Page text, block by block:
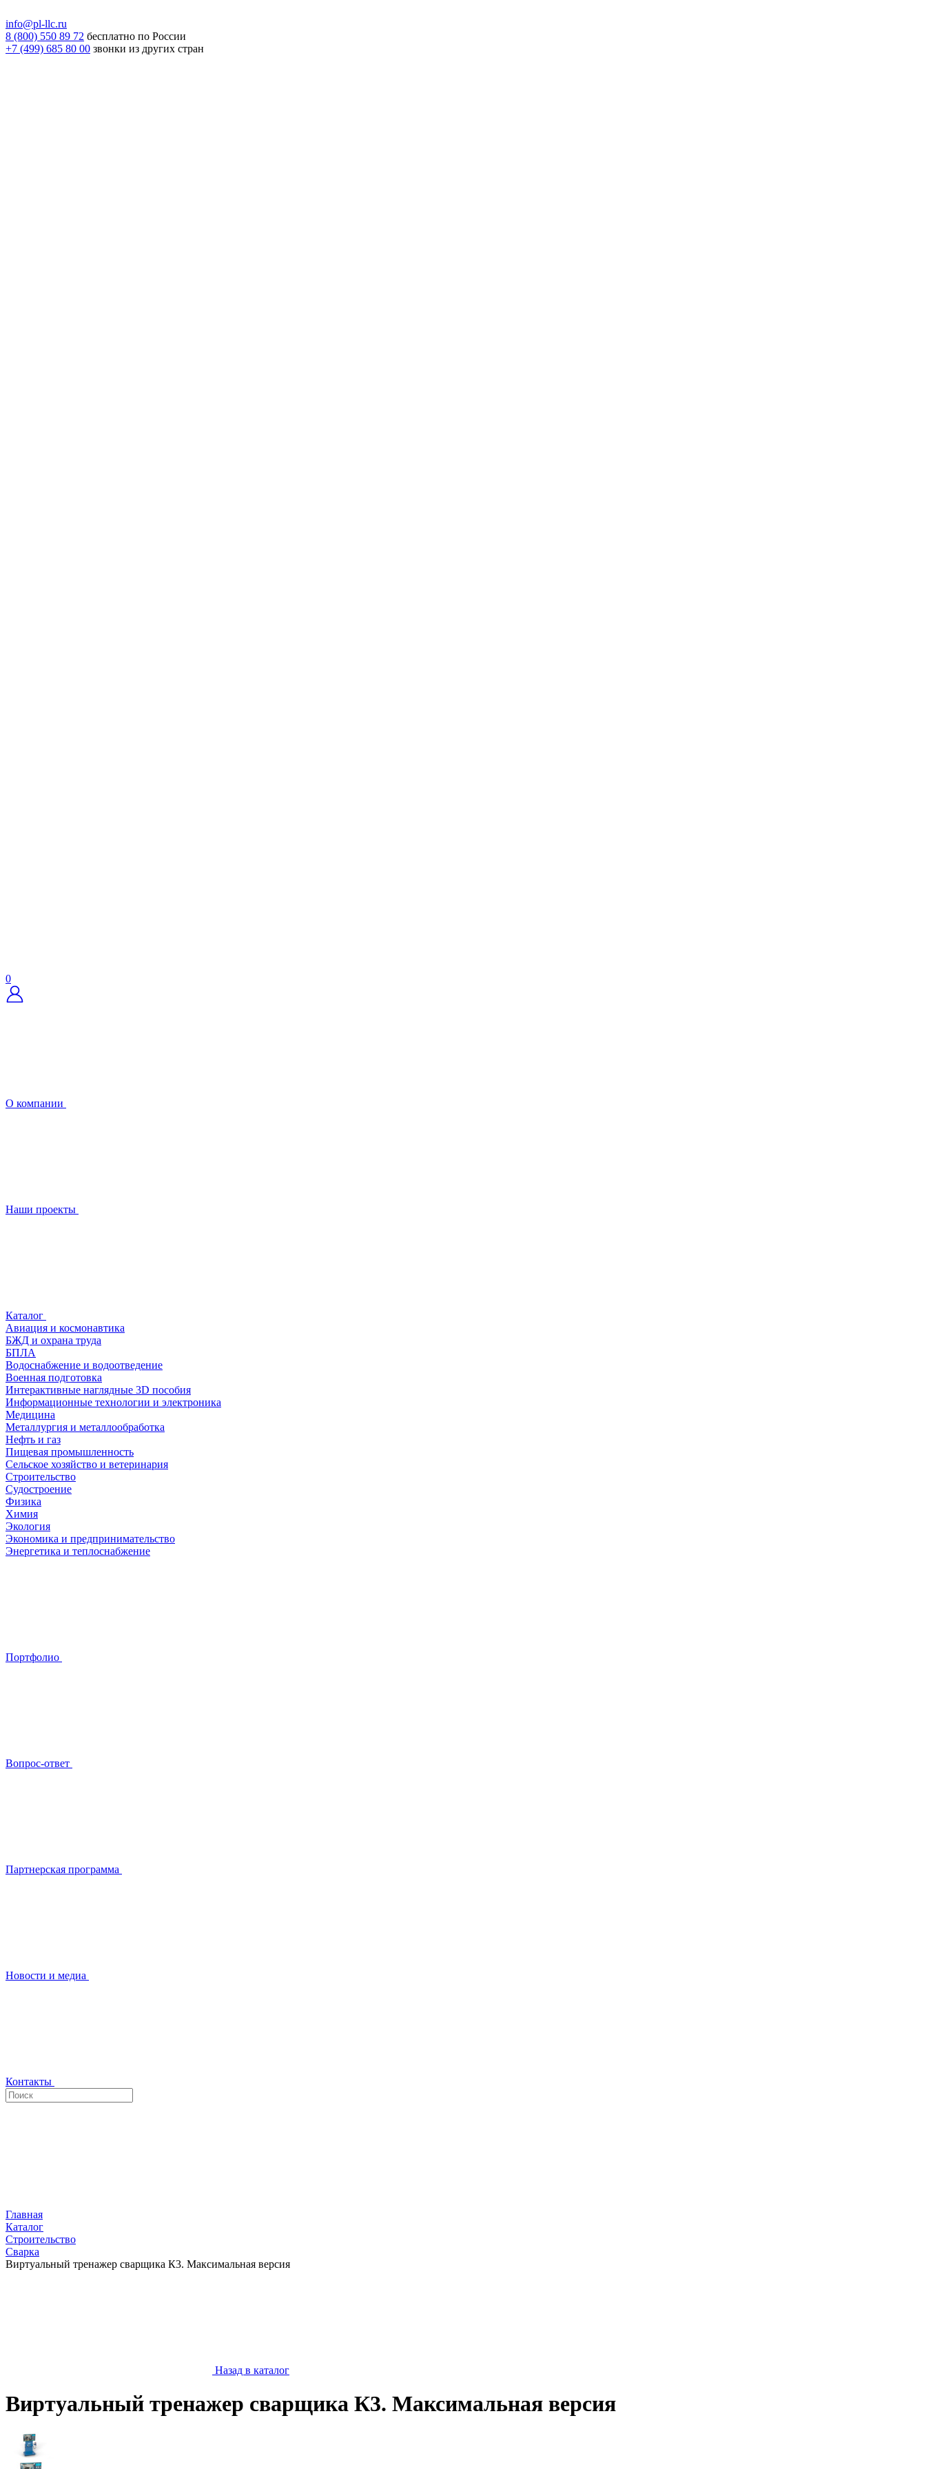
info@pl-llc.ru
8 (800) 550 89 72 бесплатно по России
+7 (499) 685 80 00 звонки из других стран
0
О компании
Наши проекты
Каталог
Авиация и космонавтика
БЖД и охрана труда
БПЛА
Водоснабжение и водоотведение
Военная подготовка
Интерактивные наглядные 3D пособия
Информационные технологии и электроника
Медицина
Металлургия и металлообработка
Нефть и газ
Пищевая промышленность
Сельское хозяйство и ветеринария
Строительство
Судостроение
Физика
Химия
Экология
Экономика и предпринимательство
Энергетика и теплоснабжение
Портфолио
Вопрос-ответ
Партнерская программа
Новости и медиа
Контакты
Главная
Каталог
Строительство
Сварка
Виртуальный тренажер сварщика К3. Максимальная версия
Назад в каталог
Виртуальный тренажер сварщика К3. Максимальная версия